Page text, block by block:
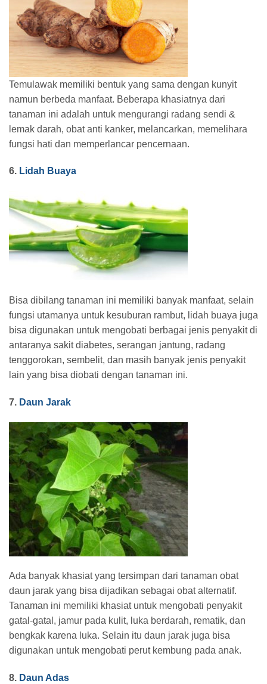
Temulawak memiliki bentuk yang sama dengan kunyit
namun berbeda manfaat. Beberapa khasiatnya dari
tanaman ini adalah untuk mengurangi radang sendi &
lemak darah, obat anti kanker, melancarkan, memelihara
fungsi hati dan memperlancar pencernaan.
6. Lidah Buaya
Bisa dibilang tanaman ini memiliki banyak manfaat, selain
fungsi utamanya untuk kesuburan rambut, lidah buaya juga
bisa digunakan untuk mengobati berbagai jenis penyakit di
antaranya sakit diabetes, serangan jantung, radang
tenggorokan, sembelit, dan masih banyak jenis penyakit
lain yang bisa diobati dengan tanaman ini.
7. Daun Jarak
Ada banyak khasiat yang tersimpan dari tanaman obat
daun jarak yang bisa dijadikan sebagai obat alternatif.
Tanaman ini memiliki khasiat untuk mengobati penyakit
gatal-gatal, jamur pada kulit, luka berdarah, rematik, dan
bengkak karena luka. Selain itu daun jarak juga bisa
digunakan untuk mengobati perut kembung pada anak.
8. Daun Adas